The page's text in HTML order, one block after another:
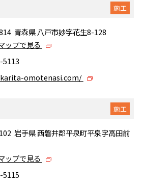
施工
青森県 八戸市妙字花生8-128
ップで見る
5113
omotenasi.com/
施工
岩手県 西磐井郡平泉町平泉字高田前
ップで見る
5115